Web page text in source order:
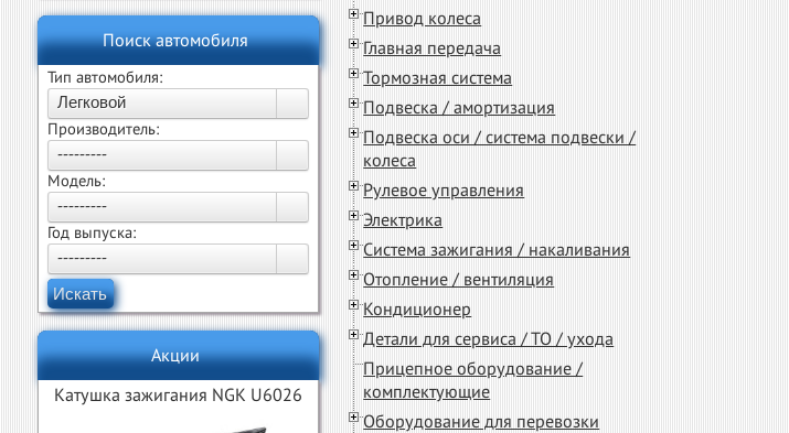
Поиск автомобиля
Тип автомобиля:
Легковой
Производитель:
---------
Модель:
---------
Год выпуска:
---------
Искать
Акции
Катушка зажигания NGK U6026
Привод колеса
Главная передача
Тормозная система
Подвеска / амортизация
Подвеска оси / система подвески /
колеса
Рулевое управления
Электрика
Система зажигания / накаливания
Отопление / вентиляция
Кондиционер
Детали для сервиса / ТО / ухода
Прицепное оборудование /
комплектующие
Оборудование для перевозки